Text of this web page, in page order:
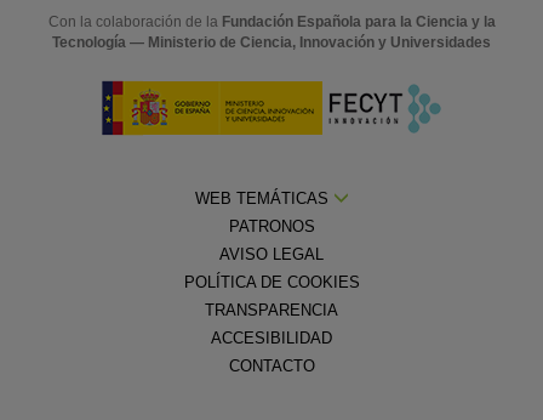
Con la colaboración de la Fundación Española para la Ciencia y la
Tecnología — Ministerio de Ciencia, Innovación y Universidades
WEB TEMÁTICAS
PATRONOS
AVISO LEGAL
POLÍTICA DE COOKIES
TRANSPARENCIA
ACCESIBILIDAD
CONTACTO